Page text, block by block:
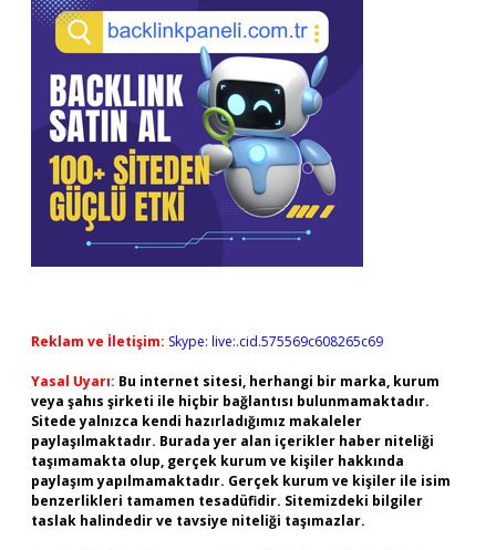
Reklam ve İletişim: Skype: live:.cid.575569c608265c69
Yasal Uyarı: Bu internet sitesi, herhangi bir marka, kurum
veya şahıs şirketi ile hiçbir bağlantısı bulunmamaktadır.
Sitede yalnızca kendi hazırladığımız makaleler
paylaşılmaktadır. Burada yer alan içerikler haber niteliği
taşımamakta olup, gerçek kurum ve kişiler hakkında
paylaşım yapılmamaktadır. Gerçek kurum ve kişiler ile isim
benzerlikleri tamamen tesadüfidir. Sitemizdeki bilgiler
taslak halindedir ve tavsiye niteliği taşımazlar.